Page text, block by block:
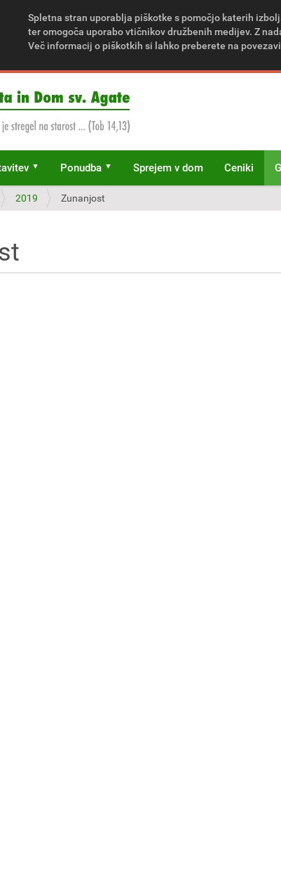
Spletna stran uporablja piškotke s pomočjo katerih
ter omogoča uporabo vtičnikov družbenih medijev. Z
Več informacij o piškotkih si lahko preberete na
Ponudba Sprejem v dom Ceniki
2019 Zunanjost